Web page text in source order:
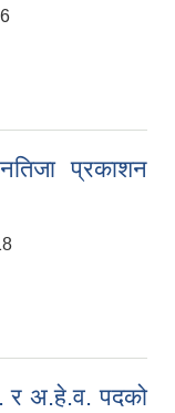
प्रकाशन
र अ.हे.व. पदको